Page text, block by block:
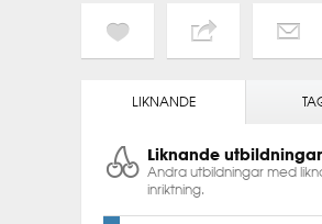
LIKNANDE
Liknande utbildningar
Andra utbildningar med
inriktning.